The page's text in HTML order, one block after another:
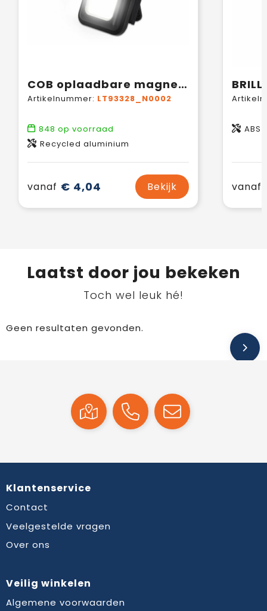
COB oplaadbare magnetische lamp
Artikelnummer: LT93328_N0002
848 op voorraad
Recycled aluminium
vanaf € 4,04 Bekijk
ABS
vanaf
Laatst door jou bekeken
Toch wel leuk hé!
Geen resultaten gevonden.
Klantenservice
Contact
Veelgestelde vragen
Over ons
Veilig winkelen
Algemene voorwaarden